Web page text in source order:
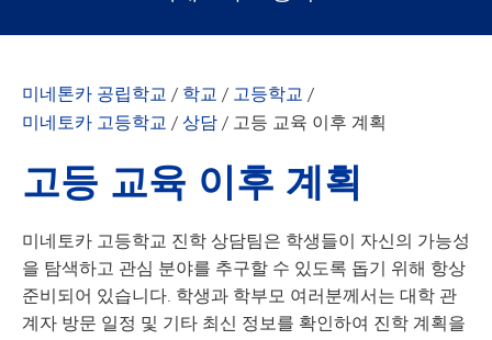
미네톤카 공립학교 / 학교 / 고등학교 /
미네토카 고등학교 /상담/ 고등 교육 이후 계획
고등 교육 이후 계획
미네토카 고등학교 진학 상담팀은 학생들이 자신의 가능성
을 탐색하고 관심 분야를 추구할 수 있도록 돕기 위해 항상
준비되어 있습니다. 학생과 학부모 여러분께서는 대학 관
계자 방문 일정 및 기타 최신 정보를 확인하여 진학 계획을